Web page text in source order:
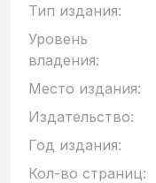
Тип издания:
Уровень
владения:
Место издания:
Издательство:
Год издания:
Кол-во страниц: